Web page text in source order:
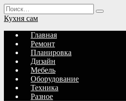
Перейти
к
содержанию
Search
for:
Кухня сам
Главная
Ремонт
Планировка
Дизайн
Мебель
Оборудование
Техника
Разное